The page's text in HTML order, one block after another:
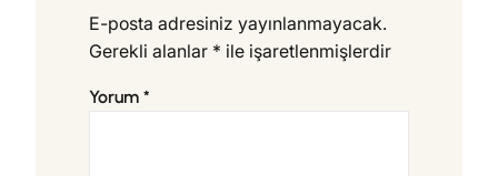
E-posta adresiniz yayınlanmayacak.
Gerekli alanlar * ile işaretlenmişlerdir
Yorum *